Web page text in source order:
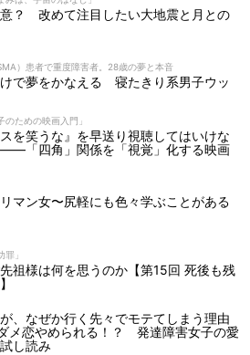
？ 改めて注目したい大地震と月との
）患者で重度障害者。28歳の夢と本音
で夢をかなえる 寝たきり系男子ウッ
ための映画入門」
スを笑うな』を早送り視聴してはいけな
「四角」関係を「視覚」化する映画
マン女〜尻軽にも色々学ぶことがある
」
祖様は何を思うのか【第15回 死後も残
、なぜか行く先々でモテてしまう理由
メ恋やめられる！？ 発達障害女子の愛
し読み